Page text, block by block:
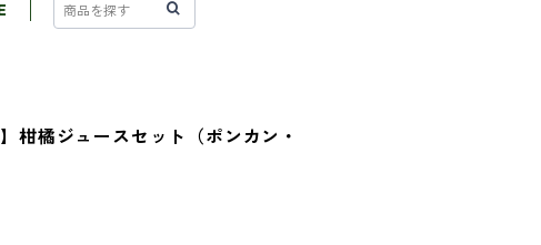
柑橘ジュースセット（ポンカン・